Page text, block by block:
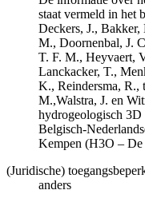
staat vermeld in het
Deckers, J.,
M., Doornenbal, J.
T. F. M., Heyvaert,
Lanckacker, T.,
K., Reindersma, R.,
M.,Walstra, J. en
hydrogeologisch 3D
Belgisch-
Kempen (H3O –
(Juridische)
anders